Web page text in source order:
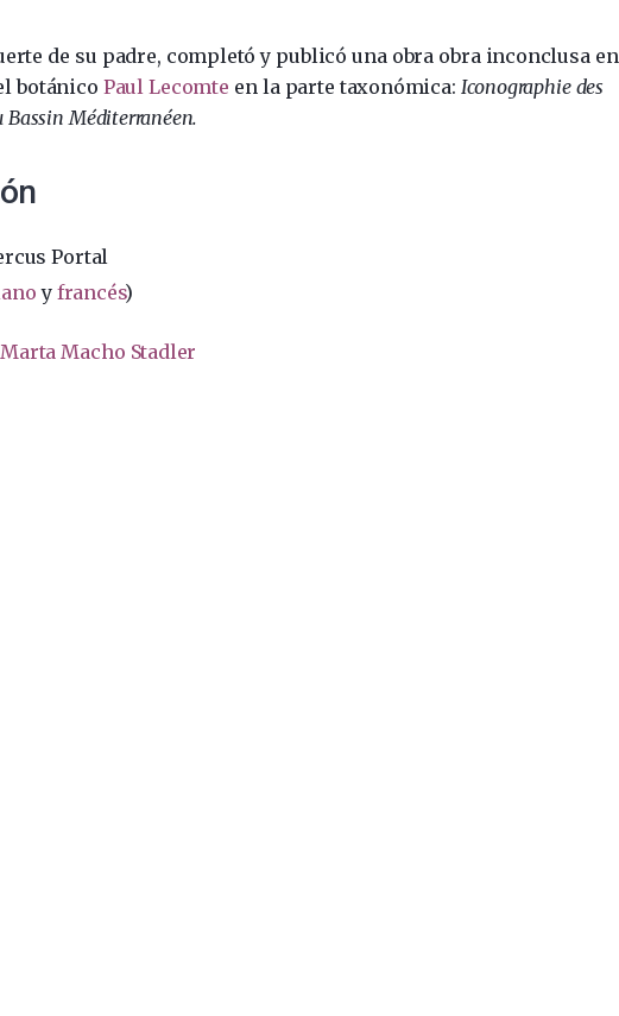
de su padre, completó y publicó una obra obra inconclusa en
botánico Paul Lecomte en la parte taxonómica: Iconographie des
Bassin Méditerranéen.
Portal
y francés)
Marta Macho Stadler